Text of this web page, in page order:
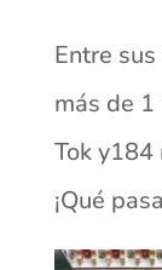
Entre
más de
Tok
¡Qué